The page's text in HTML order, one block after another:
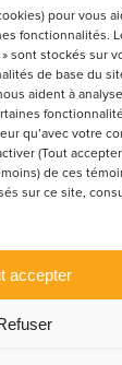
pour vous
fonctionnalités.
sont stockés sur
de base du
aident à
qu’avec votre
(Tout
de ces
sur ce site,
accepter
NOTRE